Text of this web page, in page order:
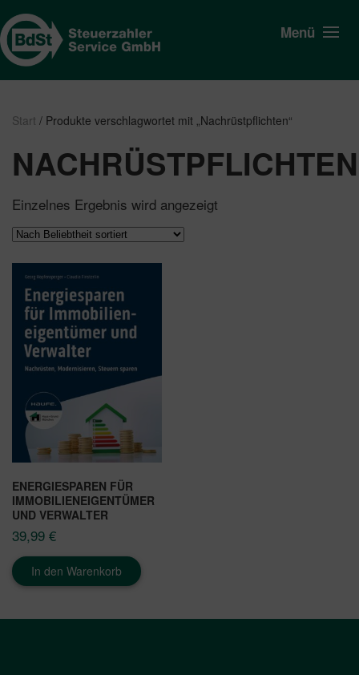
Menü
Start / Produkte verschlagwortet mit „Nachrüstpflichten“
NACHRÜSTPFLICHTEN
Einzelnes Ergebnis wird angezeigt
ENERGIESPAREN FÜR
IMMOBILIENEIGENTÜMER
UND VERWALTER
39,99 €
In den Warenkorb